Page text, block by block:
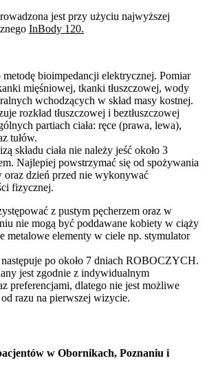
jest przy użyciu najwyższej
InBody 120.
bioimpedancji elektrycznej. Pomiar
mięśniowej, tkanki tłuszczowej, wody
wchodzących w skład masy kostnej.
rozkład tłuszczowej i beztłuszczowej
partiach ciała: ręce (prawa, lewa),
tułów.
składu ciała nie należy jeść około 3
Najlepiej powstrzymać się od spożywania
oraz dzień przed nie wykonywać
fizycznej.
z pustym pęcherzem oraz w
nie mogą być poddawane kobiety w ciąży
metalowe elementy w ciele np. stymulator
po około 7 dniach ROBOCZYCH.
jest zgodnie z indywidualnym
preferencjami, dlatego nie jest możliwe
razu na pierwszej wizycie.
w Obornikach, Poznaniu i